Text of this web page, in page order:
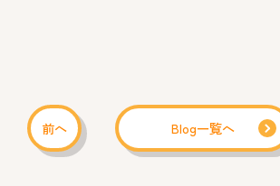
前へ Blog一覧へ